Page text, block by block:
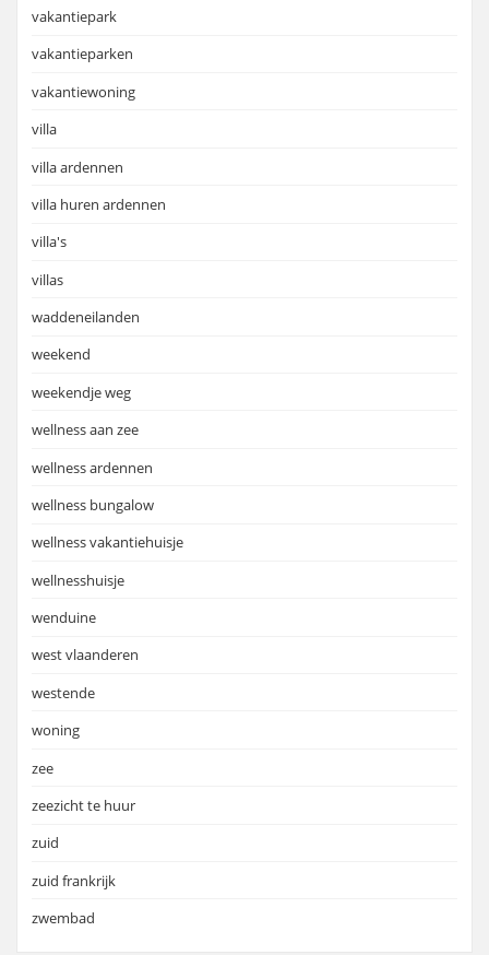
vakantiepark
vakantieparken
vakantiewoning
villa
villa ardennen
villa huren ardennen
villa's
villas
waddeneilanden
weekend
weekendje weg
wellness aan zee
wellness ardennen
wellness bungalow
wellness vakantiehuisje
wellnesshuisje
wenduine
west vlaanderen
westende
woning
zee
zeezicht te huur
zuid
zuid frankrijk
zwembad